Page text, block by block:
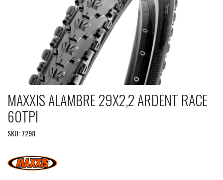
MAXXIS ALAMBRE 29X2,2 ARDENT RACE
60TPI
SKU: 7298